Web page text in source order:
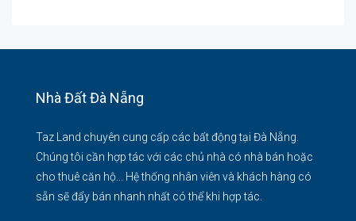
Nhà Đất Đà Nẵng
Taz Land chuyên cung cấp các bất động tại Đà Nẵng.
Chúng tôi cần hợp tác với các chủ nhà có nhà bán hoặc
cho thuê căn hộ... Hệ thống nhân viên và khách hàng có
sẵn sẽ đẩy bán nhanh nhất có thể khi hợp tác.